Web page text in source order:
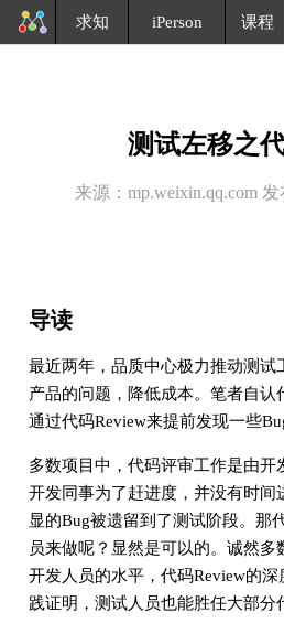
求知 iPerson 课程
测试左移之
来源：mp.weixin.qq.com 发
导读
最近两年，品质中心极力推动测试
产品的问题，降低成本。笔者自认
通过代码Review来提前发现一些
多数项目中，代码评审工作是由开
开发同事为了赶进度，并没有时间
显的Bug被遗留到了测试阶段。那
员来做呢？显然是可以的。诚然
开发人员的水平，代码Review的
践证明，测试人员也能胜任大部分